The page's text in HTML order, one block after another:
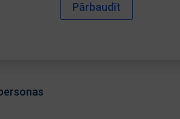
Pārbaudīt